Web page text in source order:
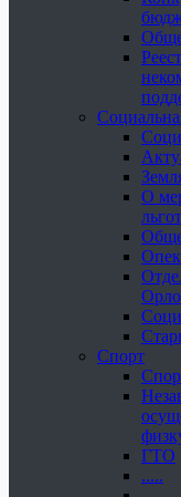
О
Спорт
ГТО
.....